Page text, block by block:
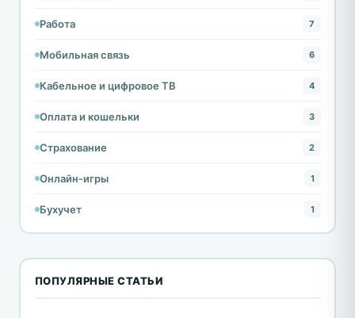
Работа 7
Мобильная связь 6
Кабельное и цифровое ТВ 4
Оплата и кошельки 3
Страхование 2
Онлайн-игры 1
Бухучет 1
ПОПУЛЯРНЫЕ СТАТЬИ